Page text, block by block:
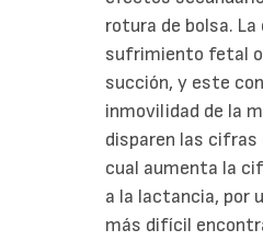
rotura de bolsa.
sufrimiento fetal o
succión, y este
inmovilidad de la
disparen las cifras
cual aumenta la
a la lactancia, por
más difícil